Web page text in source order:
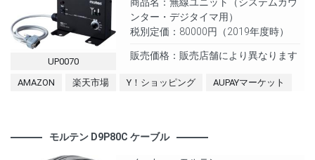
UP0070
ンター・デジタイマ用）
税別定価：80000円（2019年度時）
販売価格：販売店舗により異なります
AMAZON 楽天市場 Y！ショッピング AUPAYマーケット
モルテン D9P80C ケーブル